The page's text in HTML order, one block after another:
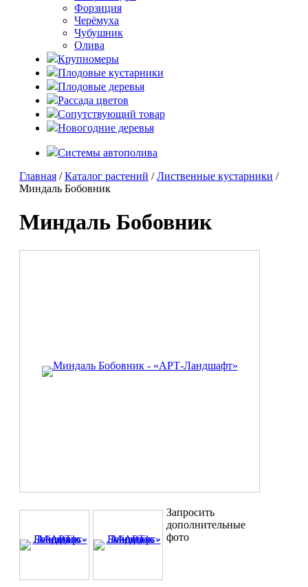
Форзиция
Черёмуха
Чубушник
Олива
Крупномеры
Плодовые кустарники
Плодовые деревья
Рассада цветов
Сопутствующий товар
Новогодние деревья
Системы автополива
Главная /Каталог растений /Лиственные кустарники /
Миндаль Бобовник
Миндаль Бобовник
Запросить
дополнительные
фото